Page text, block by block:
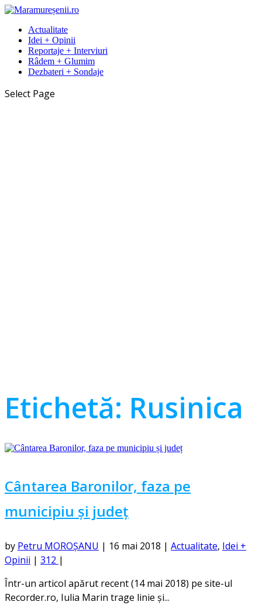
Actualitate
Idei + Opinii
Reportaje + Interviuri
Râdem + Glumim
Dezbateri + Sondaje
Select Page
Etichetă: Rusinica
Cântarea Baronilor, faza pe
municipiu și județ
by Petru MOROȘANU | 16 mai 2018 | Actualitate, Idei +
Opinii | 312 |
Într-un articol apărut recent (14 mai 2018) pe site-ul
Recorder.ro, Iulia Marin trage linie și...